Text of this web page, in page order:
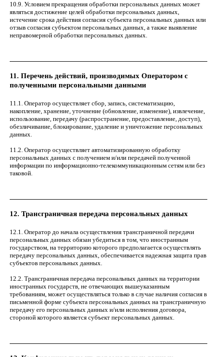
10.9. Условием прекращения обработки персональных данных может
являться достижение целей обработки персональных данных,
истечение срока действия согласия субъекта персональных данных или
отзыв согласия субъектом персональных данных, а также выявление
неправомерной обработки персональных данных.
11. Перечень действий, производимых Оператором с
полученными персональными данными
11.1. Оператор осуществляет сбор, запись, систематизацию,
накопление, хранение, уточнение (обновление, изменение), извлечение,
использование, передачу (распространение, предоставление, доступ),
обезличивание, блокирование, удаление и уничтожение персональных
данных.
11.2. Оператор осуществляет автоматизированную обработку
персональных данных с получением и/или передачей полученной
информации по информационно-телекоммуникационным сетям или без
таковой.
12. Трансграничная передача персональных данных
12.1. Оператор до начала осуществления трансграничной передачи
персональных данных обязан убедиться в том, что иностранным
государством, на территорию которого предполагается осуществлять
передачу персональных данных, обеспечивается надежная защита прав
субъектов персональных данных.
12.2. Трансграничная передача персональных данных на территории
иностранных государств, не отвечающих вышеуказанным
требованиям, может осуществляться только в случае наличия согласия в
письменной форме субъекта персональных данных на трансграничную
передачу его персональных данных и/или исполнения договора,
стороной которого является субъект персональных данных.